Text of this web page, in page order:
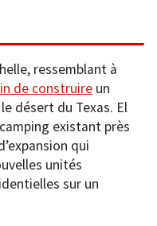
ressemblant à
de construire un
désert du Texas. El
existant près
qui
unités
sur un